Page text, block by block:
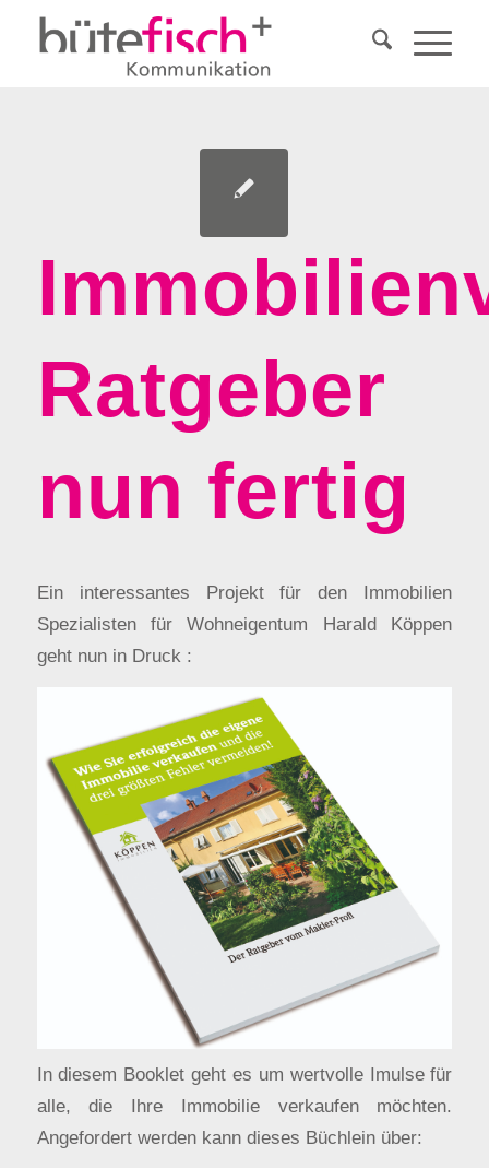
Ratgeber
nun fertig
Ein interessantes Projekt für den Immobilien
Spezialisten für Wohneigentum Harald Köppen
geht nun in Druck :
In diesem Booklet geht es um wertvolle Imulse für
alle, die Ihre Immobilie verkaufen möchten.
Angefordert werden kann dieses Büchlein über: